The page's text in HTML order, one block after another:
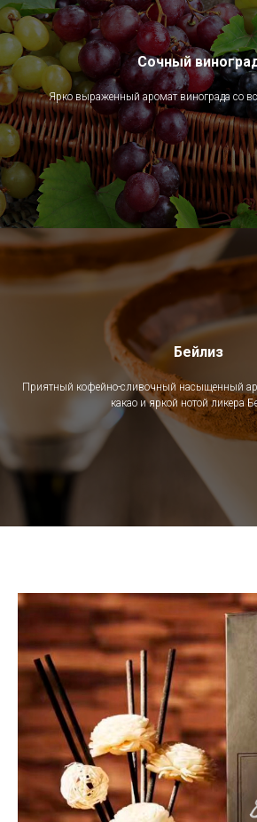
Сочный
Ярко выраженный аромат винограда со
Бейлиз
Приятный кофейно-сливочный насыщенный
какао и яркой нотой ликера